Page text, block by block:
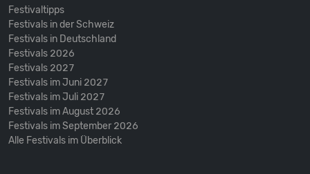
Festivaltipps
Festivals in der Schweiz
Festivals in Deutschland
Festivals 2026
Festivals 2027
Festivals im Juni 2027
Festivals im Juli 2027
Festivals im August 2026
Festivals im September 2026
Alle Festivals im Überblick